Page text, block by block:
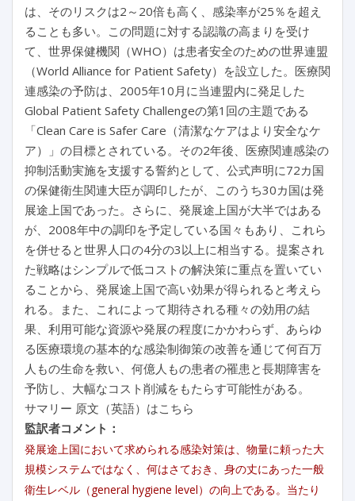
は、そのリスクは2～20倍も高く、感染率が25％を超え
ることも多い。この問題に対する認識の高まりを受け
て、世界保健機関（WHO）は患者安全のための世界連盟
（World Alliance for Patient Safety）を設立した。医療関
連感染の予防は、2005年10月に当連盟内に発足した
Global Patient Safety Challengeの第1回の主題である
「Clean Care is Safer Care（清潔なケアはより安全なケ
ア）」の目標とされている。その2年後、医療関連感染の
抑制活動実施を支援する誓約として、公式声明に72カ国
の保健衛生関連大臣が調印したが、このうち30カ国は発
展途上国であった。さらに、発展途上国が大半ではある
が、2008年中の調印を予定している国々もあり、これら
を併せると世界人口の4分の3以上に相当する。提案され
た戦略はシンプルで低コストの解決策に重点を置いてい
ることから、発展途上国で高い効果が得られると考えら
れる。また、これによって期待される種々の効用の結
果、利用可能な資源や発展の程度にかかわらず、あらゆ
る医療環境の基本的な感染制御策の改善を通じて何百万
人もの生命を救い、何億人もの患者の罹患と長期障害を
予防し、大幅なコスト削減をもたらす可能性がある。
サマリー 原文（英語）はこちら
監訳者コメント：
発展途上国において求められる感染対策は、物量に頼った大
規模システムではなく、何はさておき、身の丈にあった一般
衛生レベル（general hygiene level）の向上である。当たり